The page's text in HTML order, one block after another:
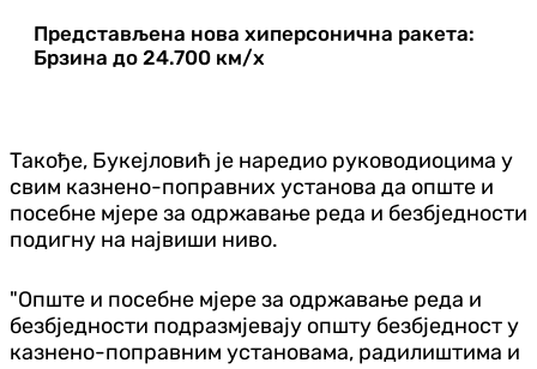
Представљена нова хиперсонична ракета:
Брзина до 24.700 км/х
Такође, Букејловић је наредио руководиоцима у
свим казнено-поправних установа да опште и
посебне мјере за одржавање реда и безбједности
подигну на највиши ниво.
"Опште и посебне мјере за одржавање реда и
безбједности подразмјевају општу безбједност у
казнено-поправним установама, радилиштима и